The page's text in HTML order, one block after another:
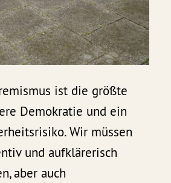
ist die größte
Demokratie und ein
Wir müssen
und aufklärerisch
aber auch